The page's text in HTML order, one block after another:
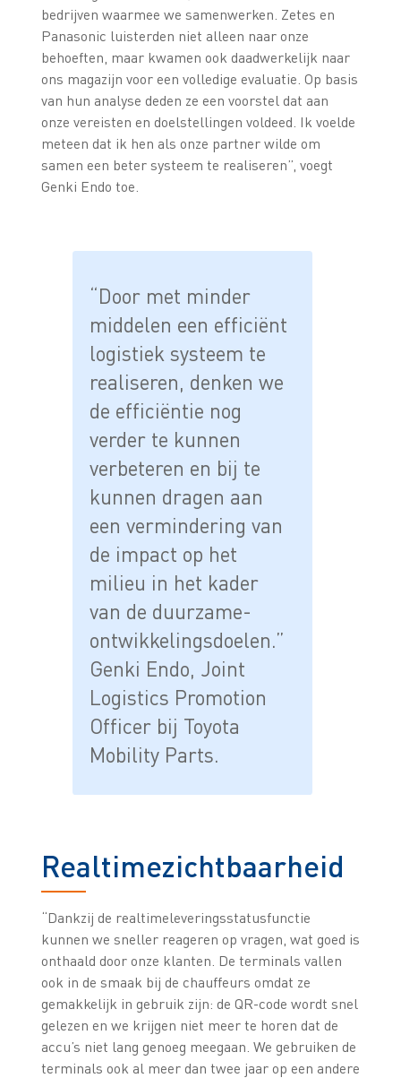
bedrijven waarmee we samenwerken. Zetes en
Panasonic luisterden niet alleen naar onze
behoeften, maar kwamen ook daadwerkelijk naar
ons magazijn voor een volledige evaluatie. Op basis
van hun analyse deden ze een voorstel dat aan
onze vereisten en doelstellingen voldeed. Ik voelde
meteen dat ik hen als onze partner wilde om
samen een beter systeem te realiseren”, voegt
Genki Endo toe.
“Door met minder
middelen een efficiënt
logistiek systeem te
realiseren, denken we
de efficiëntie nog
verder te kunnen
verbeteren en bij te
kunnen dragen aan
een vermindering van
de impact op het
milieu in het kader
van de duurzame-
ontwikkelingsdoelen.”
Genki Endo, Joint
Logistics Promotion
Officer bij Toyota
Mobility Parts.
Realtimezichtbaarheid
“Dankzij de realtimeleveringsstatusfunctie
kunnen we sneller reageren op vragen, wat goed is
onthaald door onze klanten. De terminals vallen
ook in de smaak bij de chauffeurs omdat ze
gemakkelijk in gebruik zijn: de QR-code wordt snel
gelezen en we krijgen niet meer te horen dat de
accu’s niet lang genoeg meegaan. We gebruiken de
terminals ook al meer dan twee jaar op een andere